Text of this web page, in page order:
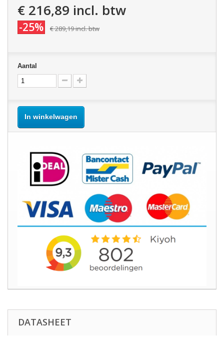
€ 216,89 incl. btw
-25% € 289,19incl. btw
Aantal
In winkelwagen
DATASHEET